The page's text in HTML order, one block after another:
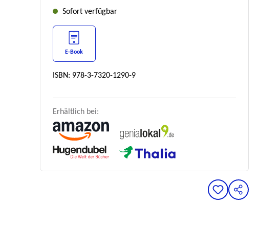
Sofort verfügbar
E-Book
ISBN: 978-3-7320-1290-9
Erhältlich bei: